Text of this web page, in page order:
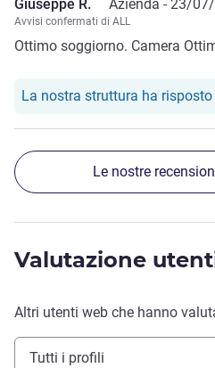
Giuseppe R. Azienda - 23/
Avvisi confermati di ALL
Ottimo soggiorno. Camera
La nostra struttura ha
Le nostre
Valutazione
Altri utenti web che hanno
Tutti i profili